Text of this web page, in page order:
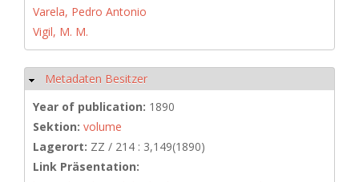
Varela, Pedro Antonio
Vigil, M. M.
Hide
Metadaten Besitzer
Year of publication: 1890
Sektion: volume
Lagerort: ZZ / 214 : 3,149(1890)
Link Präsentation: